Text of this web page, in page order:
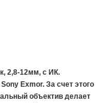
2,8-12мм, с ИК.
Exmor. За счет этого
объектив делает